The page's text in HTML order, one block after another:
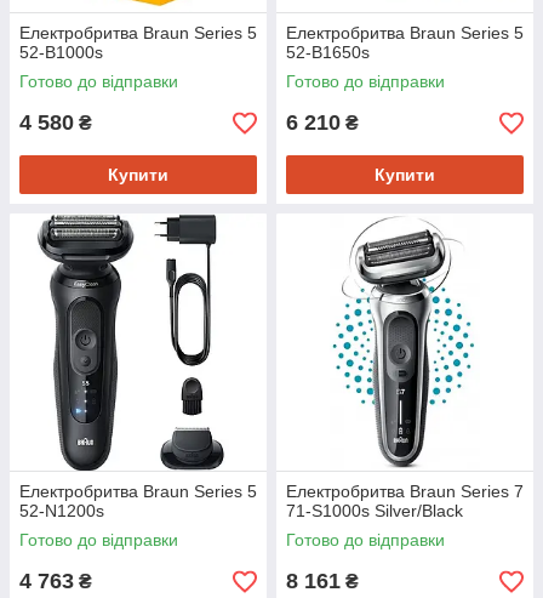
Електробритва Braun Series 5
52-B1000s
Готово до відправки
4 580 ₴
Купити
Електробритва Braun Series 5
52-B1650s
Готово до відправки
6 210 ₴
Купити
Електробритва Braun Series 5
52-N1200s
Готово до відправки
4 763 ₴
Електробритва Braun Series 7
71-S1000s Silver/Black
Готово до відправки
8 161 ₴